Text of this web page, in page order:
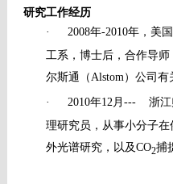
研究工作经历
·
2008年-2010年，美国
工系，博士后，合作导师
尔斯通（ Alstom ）公司有
· 2010年12月 --- 浙
理研究员，从事小分子
外光谱研究，以及CO2捕